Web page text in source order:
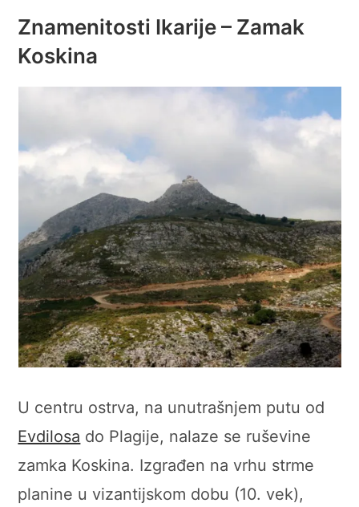
Znamenitosti Ikarije – Zamak
Koskina
U centru ostrva, na unutrašnjem putu od
Evdilosa do Plagije, nalaze se ruševine
zamka Koskina. Izgrađen na vrhu strme
planine u vizantijskom dobu (10. vek),